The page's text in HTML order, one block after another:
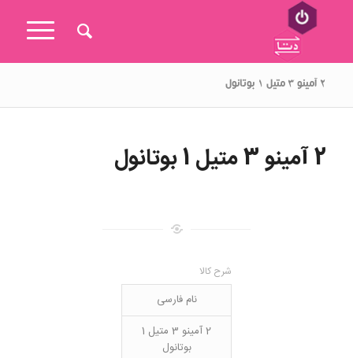
۲ آمینو ۳ متیل ۱ بوتانول
2 آمینو 3 متیل 1 بوتانول
شرح کالا
نام فارسی
2 آمینو 3 متیل 1
بوتانول